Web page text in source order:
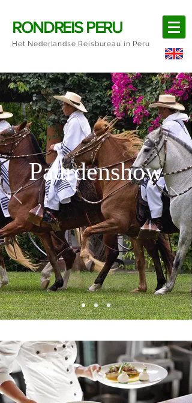
RONDREIS PERU
Het Nederlandse Reisbureau in Peru
Paardenshow